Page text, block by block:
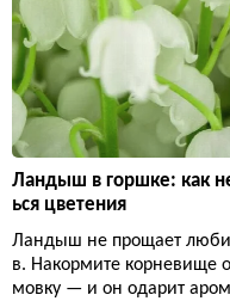
Ландыш в горшке: как
ься цветения
Ландыш не прощает
в. Накормите корневище
мовку — и он одарит